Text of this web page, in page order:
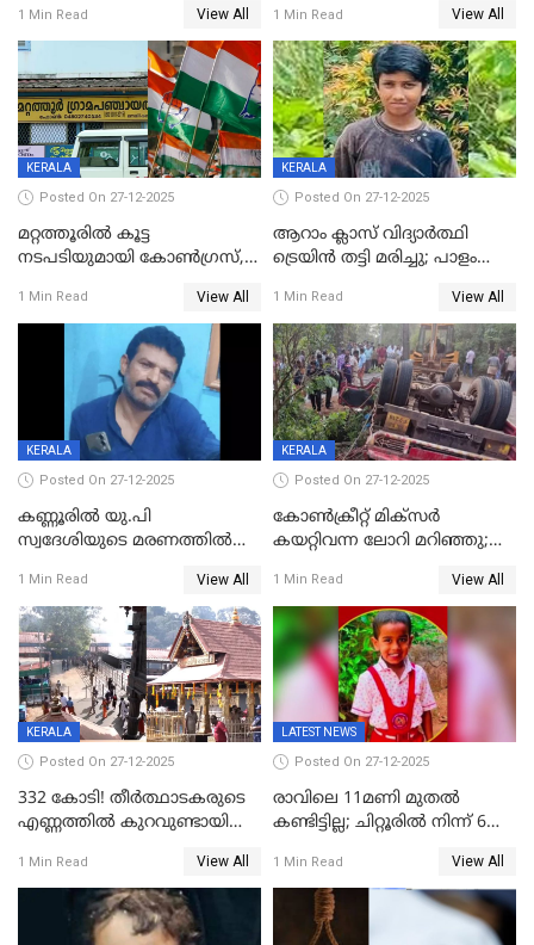
മാനസികപീഡനമെന്ന് കുറിപ്പ്
1 Min Read View All
സുഹൃത്തും പൊലീസ്
കസ്റ്റഡിയിൽ
1 Min Read View All
KERALA
Posted On 27-12-2025
മറ്റത്തൂരിൽ കൂട്ട
നടപടിയുമായി കോണ്‍ഗ്രസ്,
എട്ട് പേര്‍ ഉള്‍പ്പെടെ
പത്തുപേരെ പുറത്താക്കി,
ചൊവ്വന്നൂരിലും നടപടി
1 Min Read View All
KERALA
Posted On 27-12-2025
ആറാം ക്ലാസ് വിദ്യാർത്ഥി
ട്രെയിൻ തട്ടി മരിച്ചു; പാളം
അപകടം മലപ്പുറത്ത്
1 Min Read View All
KERALA
Posted On 27-12-2025
കണ്ണൂരിൽ യു.പി
സ്വദേശിയുടെ മരണത്തിൽ
കേസ്; തർക്കമുണ്ടായത്
ഫേഷ്യലിന് 300 രൂപ
ആവശ്യപ്പെട്ടതിനെച്ചൊല്ലി
1 Min Read View All
KERALA
Posted On 27-12-2025
കോണ്‍ക്രീറ്റ് മിക്‌സര്‍
കയറ്റിവന്ന ലോറി മറിഞ്ഞു;
അപകടം കണ്ണൂരിൽ
1 Min Read View All
KERALA
Posted On 27-12-2025
332 കോടി! തീർത്ഥാടകരുടെ
എണ്ണത്തിൽ കുറവുണ്ടായിട്ടും
കുതിച്ചുയരുന്നു
1 Min Read View All
LATEST NEWS
Posted On 27-12-2025
രാവിലെ 11മണി മുതൽ
കണ്ടിട്ടില്ല; ചിറ്റൂരിൽ നിന്ന് 6
1 Min Read View All